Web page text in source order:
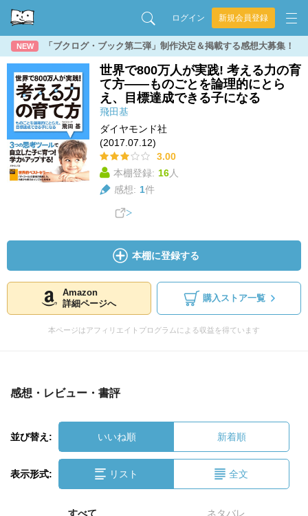
ログイン 新規会員登録
NEW 「ブクログ・ブック第二弾」制作決定＆掲載する感想大募集！
世界で800万人が実践! 考える力の育
て方――ものごとを論理的にとら
え、目標達成できる子になる
飛田基
ダイヤモンド社
(2017.07.12)
3.00
本棚登録: 16人
感想: 1件
本棚に登録する
Amazon
詳細ページへ
購入ストア一覧
本ページはアフィリエイトプログラムによる収益を得ています
感想・レビュー・書評
並び替え: いいね順 新着順
表示形式: リスト 全文
すべて ネタバレ